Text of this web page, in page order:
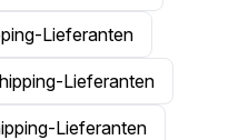
Lieferanten
Lieferanten
Lieferanten